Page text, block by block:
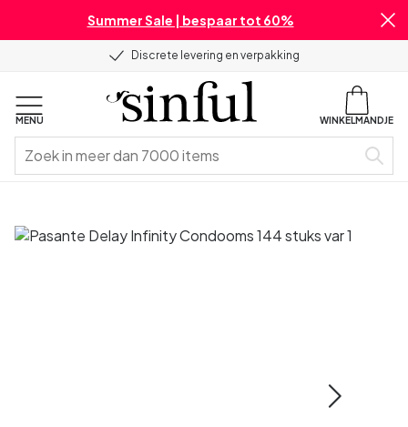
Summer Sale | bespaar tot 60%
Discrete levering en verpakking
MENU WINKELMANDJE